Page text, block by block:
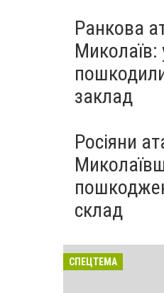
Ранкова
заклад
Росіяни
склад
СПЕЦТЕМА